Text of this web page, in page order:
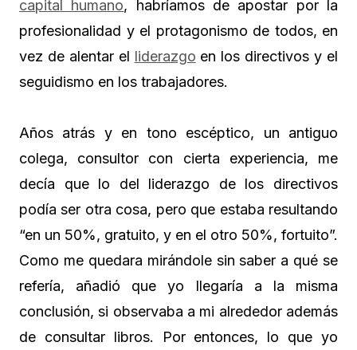
capital humano, habríamos de apostar por la
profesionalidad y el protagonismo de todos, en
vez de alentar el liderazgo en los directivos y el
seguidismo en los trabajadores.
Años atrás y en tono escéptico, un antiguo
colega, consultor con cierta experiencia, me
decía que lo del liderazgo de los directivos
podía ser otra cosa, pero que estaba resultando
“en un 50%, gratuito, y en el otro 50%, fortuito”.
Como me quedara mirándole sin saber a qué se
refería, añadió que yo llegaría a la misma
conclusión, si observaba a mi alrededor además
de consultar libros. Por entonces, lo que yo